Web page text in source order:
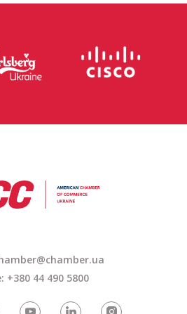
+380 44 490 5800